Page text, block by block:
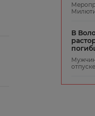
В
отпуске.